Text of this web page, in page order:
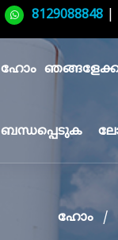
8129088848
ഹോം
ബന്ധപ്പെടുക
ഹോം